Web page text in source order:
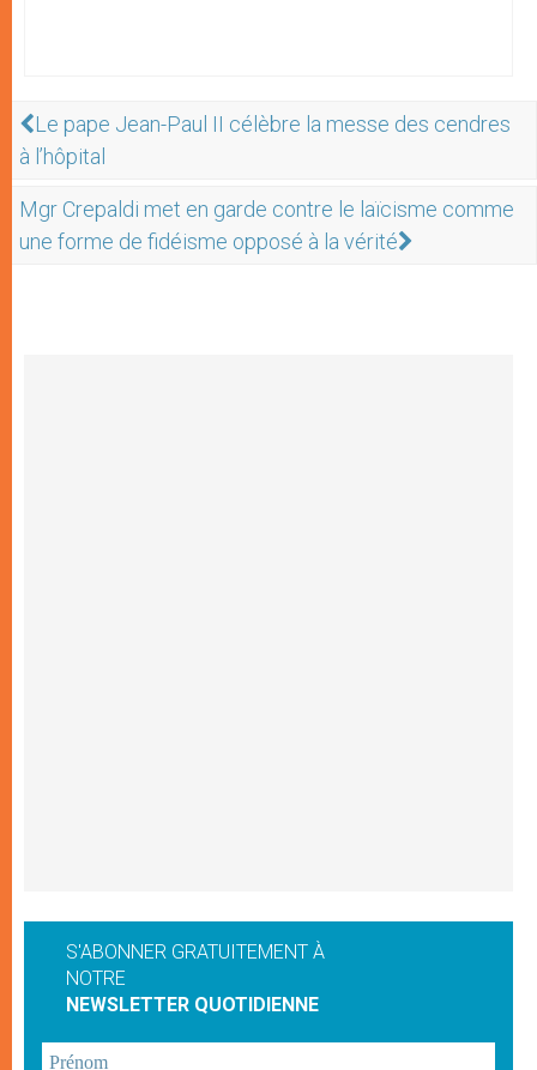
Le pape Jean-Paul II célèbre la messe des cendres
à l’hôpital
Mgr Crepaldi met en garde contre le laïcisme comme
une forme de fidéisme opposé à la vérité
S'ABONNER GRATUITEMENT À
NOTRE
NEWSLETTER QUOTIDIENNE